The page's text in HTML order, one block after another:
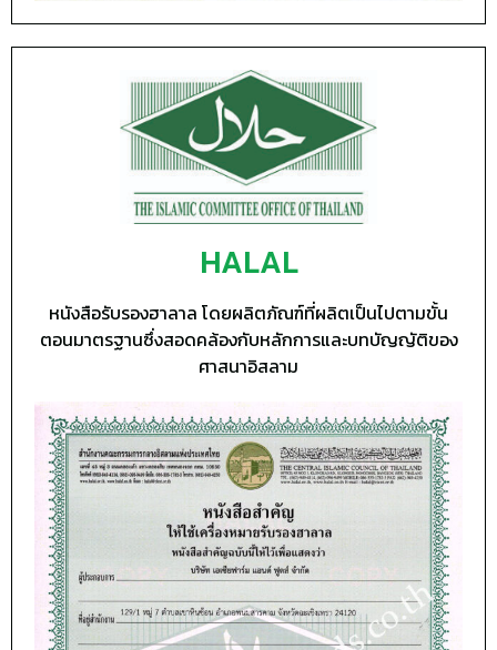
HALAL
หนังสือรับรองฮาลาล โดยผลิตภัณฑ์ที่ผลิตเป็นไปตามขั้น
ตอนมาตรฐานซึ่งสอดคล้องกับหลักการและบทบัญญัติของ
ศาสนาอิสลาม